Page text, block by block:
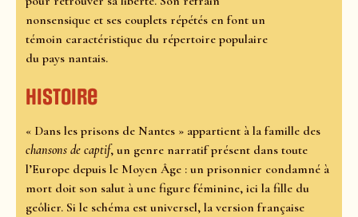
nonsensique et ses couplets répétés en font un
témoin caractéristique du répertoire populaire
du pays nantais.
Histoire
« Dans les prisons de Nantes » appartient à la famille des
chansons de captif, un genre narratif présent dans toute
l’Europe depuis le Moyen Âge : un prisonnier condamné à
mort doit son salut à une figure féminine, ici la fille du
geôlier. Si le schéma est universel, la version française